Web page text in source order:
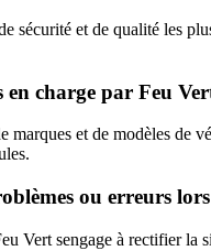
sécurité et de qualité les
en charge par Feu
marques et de modèles
ou erreurs
Vert sengage à rectifier